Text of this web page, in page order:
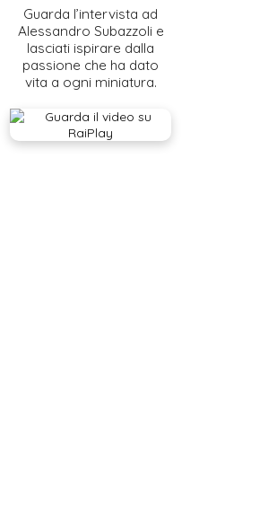
Guarda l’intervista ad
Alessandro Subazzoli e
lasciati ispirare dalla
passione che ha dato
vita a ogni miniatura.